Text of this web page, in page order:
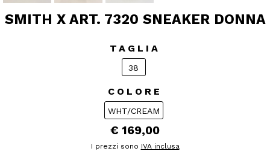
SMITH X ART. 7320 SNEAKER DONNA
TAGLIA
38
COLORE
WHT/CREAM
€ 169,00
I prezzi sono IVA inclusa